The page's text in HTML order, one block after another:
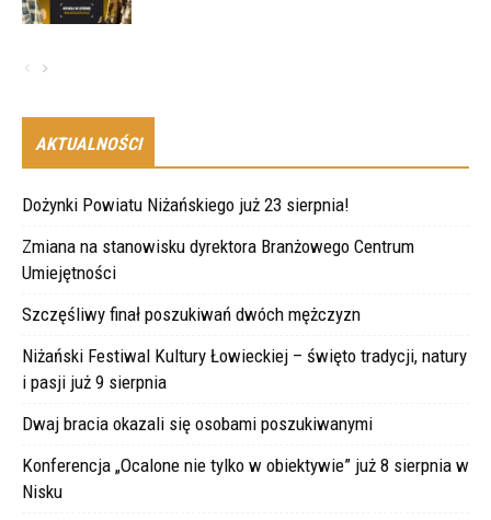
AKTUALNOŚCI
Dożynki Powiatu Niżańskiego już 23 sierpnia!
Zmiana na stanowisku dyrektora Branżowego Centrum
Umiejętności
Szczęśliwy finał poszukiwań dwóch mężczyzn
Niżański Festiwal Kultury Łowieckiej – święto tradycji, natury
i pasji już 9 sierpnia
Dwaj bracia okazali się osobami poszukiwanymi
Konferencja „Ocalone nie tylko w obiektywie” już 8 sierpnia w
Nisku